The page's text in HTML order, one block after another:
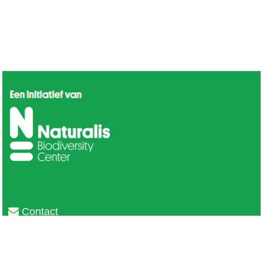
Contact